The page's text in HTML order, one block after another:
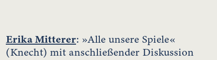
Erika Mitterer: »Alle unsere Spiele«
(Knecht) mit anschließender Diskussion